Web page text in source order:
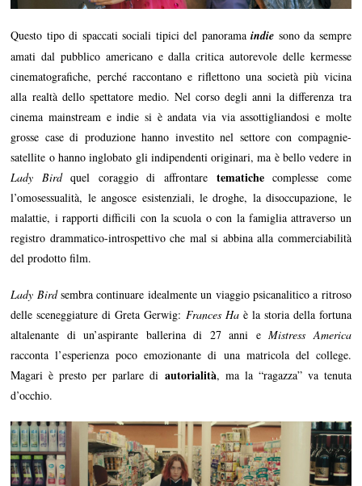
Questo tipo di spaccati sociali tipici del panoramaindie sono da sempre
amati dal pubblico americano e dalla critica autorevole delle kermesse
cinematografiche, perché raccontano e riflettono una società più vicina
alla realtà dello spettatore medio. Nel corso degli anni la differenza tra
cinema mainstream e indie si è andata via via assottigliandosi e molte
grosse case di produzione hanno investito nel settore con compagnie-
satellite o hanno inglobato gli indipendenti originari, ma è bello vedere in
Lady Birdquel coraggio di affrontare tematichecomplesse come
l’omosessualità, le angosce esistenziali, le droghe, la disoccupazione, le
malattie, i rapporti difficili con la scuola o con la famiglia attraverso un
registro drammatico-introspettivo che mal si abbina alla commerciabilità
del prodotto film.
Lady Birdsembra continuare idealmente un viaggio psicanalitico a ritroso
delle sceneggiature di Greta Gerwig: Frances Haè la storia della fortuna
altalenante di un’aspirante ballerina di 27 anni eMistress America
racconta l’esperienza poco emozionante di una matricola del college.
Magari è presto per parlare di autorialità, ma la “ragazza” va tenuta
d’occhio.